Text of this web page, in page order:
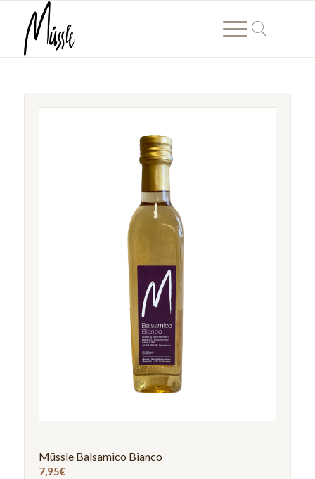
Müssle Balsamico Bianco
7,95€